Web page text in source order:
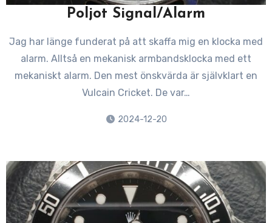
Poljot Signal/Alarm
Jag har länge funderat på att skaffa mig en klocka med
alarm. Alltså en mekanisk armbandsklocka med ett
mekaniskt alarm. Den mest önskvärda är självklart en
Vulcain Cricket. De var…
2024-12-20